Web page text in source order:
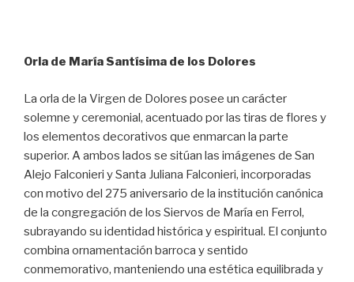
Orla de María Santísima de los Dolores
La orla de la Virgen de Dolores posee un carácter
solemne y ceremonial, acentuado por las tiras de flores y
los elementos decorativos que enmarcan la parte
superior. A ambos lados se sitúan las imágenes de San
Alejo Falconieri y Santa Juliana Falconieri, incorporadas
con motivo del 275 aniversario de la institución canónica
de la congregación de los Siervos de María en Ferrol,
subrayando su identidad histórica y espiritual. El conjunto
combina ornamentación barroca y sentido
conmemorativo, manteniendo una estética equilibrada y